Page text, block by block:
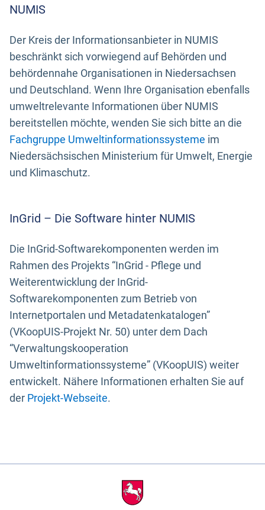
NUMIS
Der Kreis der Informationsanbieter in NUMIS
beschränkt sich vorwiegend auf Behörden und
behördennahe Organisationen in Niedersachsen
und Deutschland. Wenn Ihre Organisation ebenfalls
umweltrelevante Informationen über NUMIS
bereitstellen möchte, wenden Sie sich bitte an die
Fachgruppe Umweltinformationssysteme im
Niedersächsischen Ministerium für Umwelt, Energie
und Klimaschutz.
InGrid – Die Software hinter NUMIS
Die InGrid-Softwarekomponenten werden im
Rahmen des Projekts “InGrid - Pflege und
Weiterentwicklung der InGrid-
Softwarekomponenten zum Betrieb von
Internetportalen und Metadatenkatalogen”
(VKoopUIS-Projekt Nr. 50) unter dem Dach
“Verwaltungskooperation
Umweltinformationssysteme” (VKoopUIS) weiter
entwickelt. Nähere Informationen erhalten Sie auf
der Projekt-Webseite.